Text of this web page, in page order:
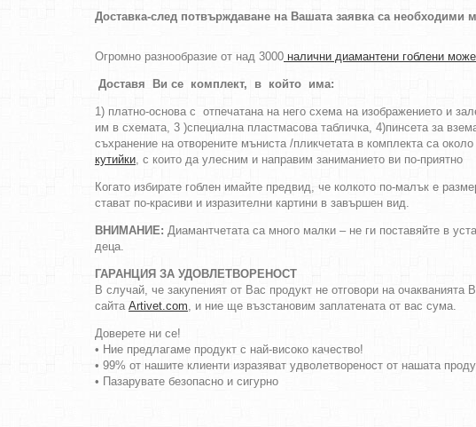
Доставка-след потвърждаване на Вашата заявка са необходими
Огромно разнообразие от над 3000 налични диамантени гоблени
Доставя Ви се комплект, в който има:
1) платно-основа с отпечатана на него схема на изображението и
им в схемата, 3 )специална пластмасова табличка, 4)пинсета за
съхранение на отворените мъниста /пликчетата в комплекта са
кутийки, с които да улесним и направим заниманието ви по-приятно
Когато избирате гоблен имайте предвид, че колкото по-малък е
стават по-красиви и изразителни картини в завършен вид.
ВНИМАНИЕ: Диамантчетата са много малки – не ги поставяйте в
деца.
ГАРАНЦИЯ ЗА УДОВЛЕТВОРЕНОСТ
В случай, че закупеният от Вас продукт не отговори на
сайта Artivet.com, и ние ще възстановим заплатената от вас сума.
Доверете ни се!
• Ние предлагаме продукт с най-високо качество!
• 99% от нашите клиенти изразяват удволетвореност от нашата
• Пазарувате безопасно и сигурно